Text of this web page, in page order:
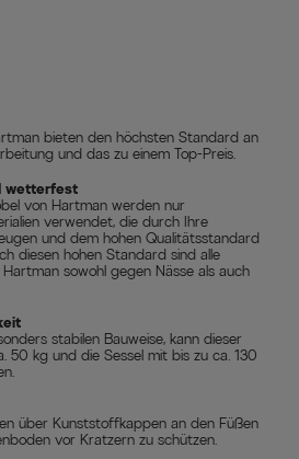
bieten den höchsten Standard an
und das zu einem Top-Preis.
wetterfest
von Hartman werden nur
verwendet, die durch Ihre
und dem hohen Qualitätsstandard
diesen hohen Standard sind alle
sowohl gegen Nässe als auch
stabilen Bauweise, kann dieser
50 kg und die Sessel mit bis zu ca. 130
über Kunststoffkappen an den Füßen
vor Kratzern zu schützen.